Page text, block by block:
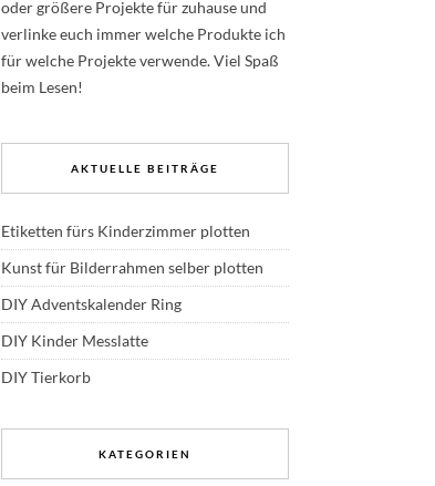
oder größere Projekte für zuhause und
verlinke euch immer welche Produkte ich
für welche Projekte verwende. Viel Spaß
beim Lesen!
AKTUELLE BEITRÄGE
Etiketten fürs Kinderzimmer plotten
Kunst für Bilderrahmen selber plotten
DIY Adventskalender Ring
DIY Kinder Messlatte
DIY Tierkorb
KATEGORIEN